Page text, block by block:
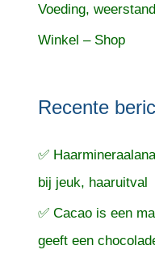
Voeding,
Winkel – Shop
Recente
✅
bij jeuk, haaruitval
✅ Cacao is een
geeft een